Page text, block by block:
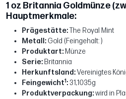
1 oz Britannia Goldmünze
Hauptmerkmale:
Prägestätte:The Royal Mint
Metall: Gold (Feingehalt: )
Produktart: Münze
Serie: Britannia
Herkunftsland:Vereinigtes
Feingewicht1: 31,1035g
Produktverpackung:wird in